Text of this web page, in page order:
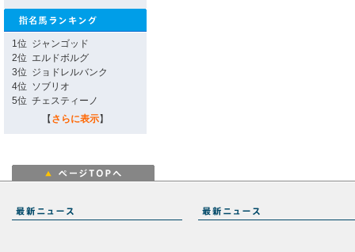
1位 ジャンゴッド
2位 エルドボルグ
3位 ジョドレルバンク
4位 ソブリオ
5位 チェスティーノ
【 さらに表示】